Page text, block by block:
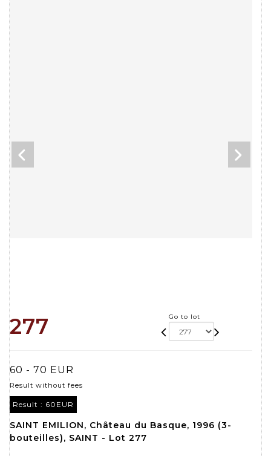
277 Go to lot
60 - 70 EUR
Result without fees
Result : 60EUR
SAINT EMILION, Château du Basque, 1996 (3-
bouteilles), SAINT - Lot 277